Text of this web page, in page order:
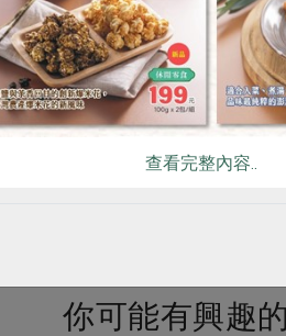
級 冷藏
200g/
全素
$56
你可能有興趣
查看完整內容..